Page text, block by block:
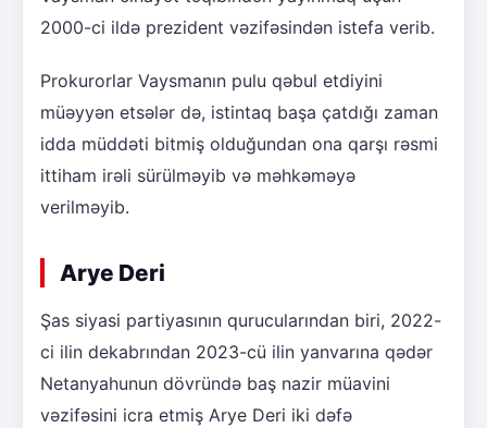
2000-ci ildə prezident vəzifəsindən istefa verib.
Prokurorlar Vaysmanın pulu qəbul etdiyini
müəyyən etsələr də, istintaq başa çatdığı zaman
idda müddəti bitmiş olduğundan ona qarşı rəsmi
ittiham irəli sürülməyib və məhkəməyə
verilməyib.
Arye Deri
Şas siyasi partiyasının qurucularından biri, 2022-
ci ilin dekabrından 2023-cü ilin yanvarına qədər
Netanyahunun dövründə baş nazir müavini
vəzifəsini icra etmiş Arye Deri iki dəfə